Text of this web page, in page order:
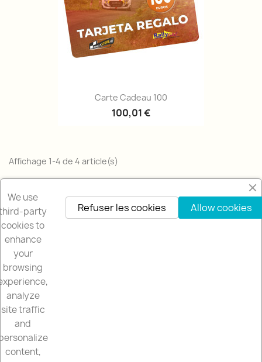
Carte Cadeau 100
100,01 €
Affichage 1-4 de 4 article(s)
Retour en haut
NOTRE SOCIÉTÉ
NUESTRA TIENDA
VOTRE COMPTE
We use
party
cookies to
enhance
your
browsing
analyze
site traffic
and
content,
Allow cookies
Refuser les cookies